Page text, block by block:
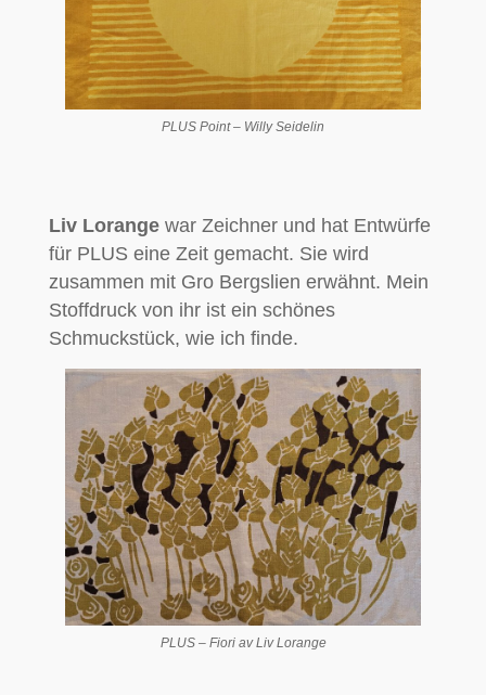
PLUS Point – Willy Seidelin
Liv Lorange war Zeichner und hat Entwürfe
für PLUS eine Zeit gemacht. Sie wird
zusammen mit Gro Bergslien erwähnt. Mein
Stoffdruck von ihr ist ein schönes
Schmuckstück, wie ich finde.
PLUS – Fiori av Liv Lorange